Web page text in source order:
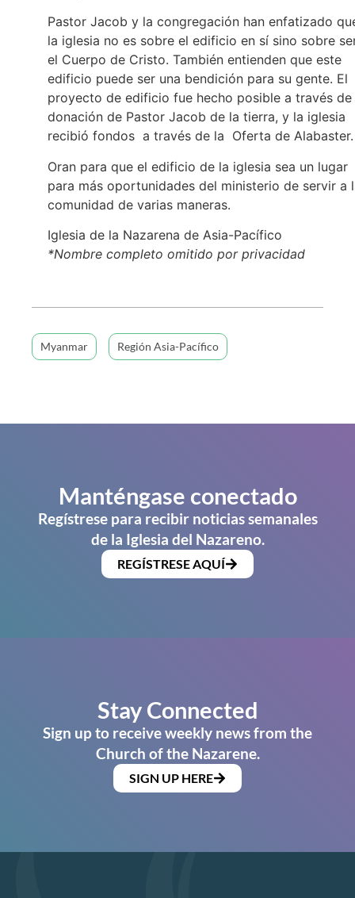
Pastor Jacob y la congregación han enfatizado
la iglesia no es sobre el edificio en sí sino sobre
el Cuerpo de Cristo. También entienden que este
edificio puede ser una bendición para su gente. El
proyecto de edificio fue hecho posible a través de
donación de Pastor Jacob de la tierra, y la iglesia
recibió fondos a través de la Oferta de
Oran para que el edificio de la iglesia sea un lugar
para más oportunidades del ministerio de servir a
comunidad de varias maneras.
Iglesia de la Nazarena de Asia-Pacífico
*Nombre completo omitido por privacidad
Myanmar Región Asia-Pacífico
Manténgase conectado
Regístrese para recibir noticias semanales
de la Iglesia del Nazareno.
REGÍSTRESE AQUÍ
Stay Connected
Sign up to receive weekly news from the
Church of the Nazarene.
SIGN UP HERE